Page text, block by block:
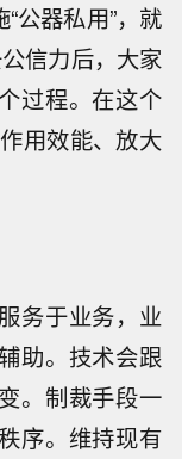
公器私用”，就
信力后，大家
过程。在这个
用效能、放大
务于业务，业
助。技术会跟
。制裁手段一
序。维持现有